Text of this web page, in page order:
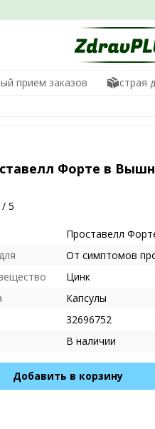
прием заказов Быстрая
Форте в
/ 5
Проставелл
От симптомов
Цинк
Капсулы
32696752
В наличии
Добавить в корзину